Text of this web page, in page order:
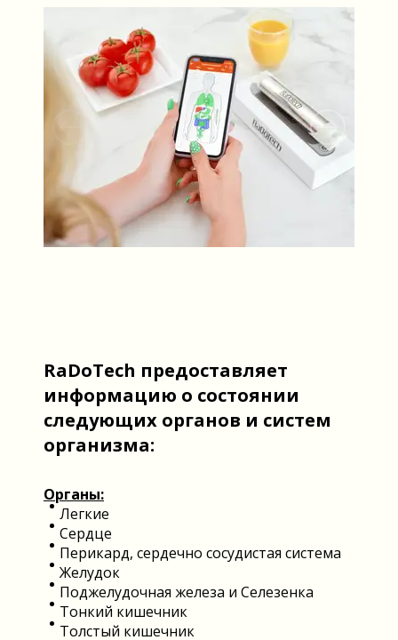
RaDoTech предоставляет
информацию о состоянии
следующих органов и систем
организма:
Органы:
Легкие
Сердце
Перикард, сердечно сосудистая система
Желудок
Поджелудочная железа и Селезенка
Тонкий кишечник
Толстый кишечник